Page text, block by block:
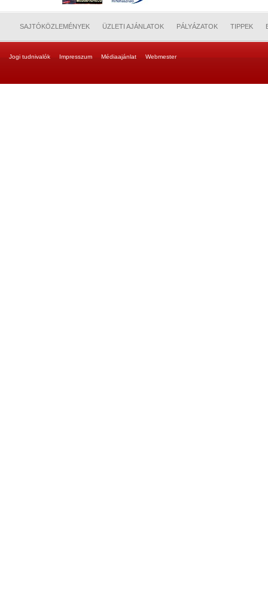
SAJTÓKÖZLEMÉNYEK ÜZLETI AJÁNLATOK PÁLYÁZATOK TIPPEK
Jogi tudnivalók Impresszum Médiaajánlat Webmester